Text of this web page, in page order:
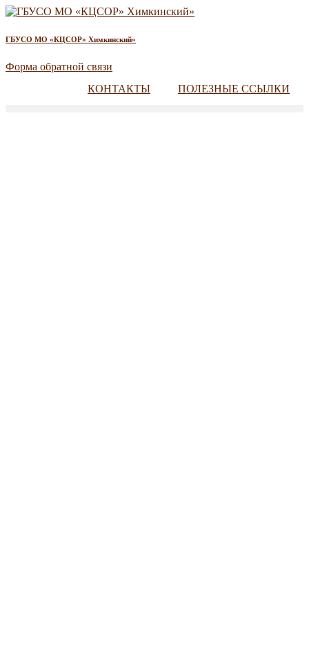
ГБУСО МО «КЦСОР» Химкинский»
Форма обратной связи
КОНТАКТЫ
ПОЛЕЗНЫЕ ССЫЛКИ